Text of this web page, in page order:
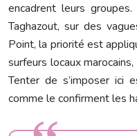
encadrent leurs
Taghazout, sur des
Point, la priorité est
surfeurs locaux
Tenter de s’imposer ici
comme le confirment les